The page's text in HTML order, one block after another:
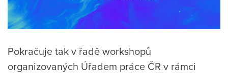
Pokračuje tak v řadě workshopů
organizovaných Úřadem práce ČR v rámci